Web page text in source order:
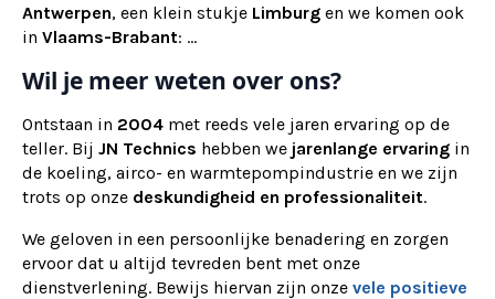
Antwerpen, een klein stukje Limburg en we komen ook
in Vlaams-Brabant: ...
Wil je meer weten over ons?
Ontstaan in 2004 met reeds vele jaren ervaring op de
teller. Bij JN Technics hebben we jarenlange ervaring in
de koeling, airco- en warmtepompindustrie en we zijn
trots op onze deskundigheid en professionaliteit.
We geloven in een persoonlijke benadering en zorgen
ervoor dat u altijd tevreden bent met onze
dienstverlening. Bewijs hiervan zijn onze vele positieve